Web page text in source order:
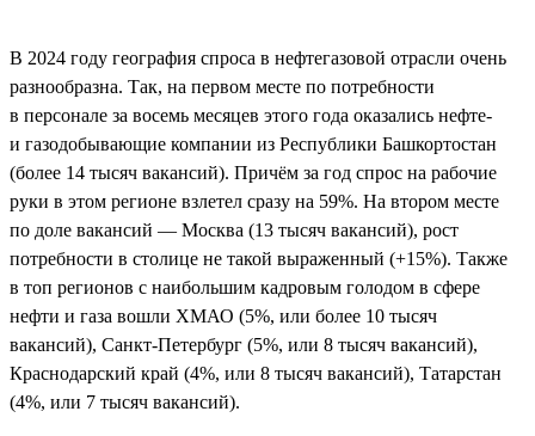
В 2024 году география спроса в нефтегазовой отрасли очень
разнообразна. Так, на первом месте по потребности
в персонале за восемь месяцев этого года оказались нефте-
и газодобывающие компании из Республики Башкортостан
(более 14 тысяч вакансий). Причём за год спрос на рабочие
руки в этом регионе взлетел сразу на 59%. На втором месте
по доле вакансий — Москва (13 тысяч вакансий), рост
потребности в столице не такой выраженный (+15%). Также
в топ регионов с наибольшим кадровым голодом в сфере
нефти и газа вошли ХМАО (5%, или более 10 тысяч
вакансий), Санкт-Петербург (5%, или 8 тысяч вакансий),
Краснодарский край (4%, или 8 тысяч вакансий), Татарстан
(4%, или 7 тысяч вакансий).